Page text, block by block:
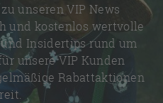
unseren VIP News
und kostenlos wertvolle
Insidertips rund um
unsere VIP Kunden
Rabattaktionen